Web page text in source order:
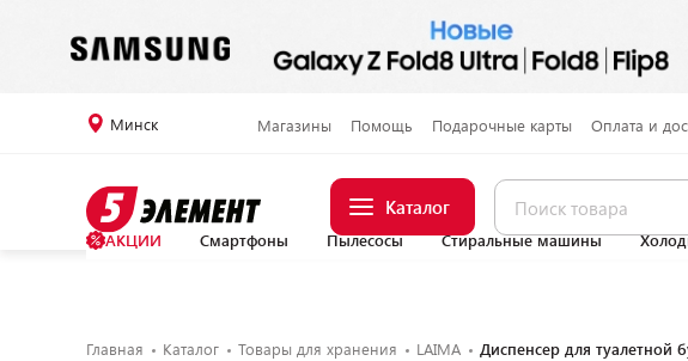
Минск Магазины Помощь Подарочные карты Оплата и
Каталог
АКЦИИ Смартфоны Пылесосы Стиральные машины
Главная Каталог Товары для хранения LAIMA Диспенсер для туалетной